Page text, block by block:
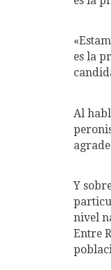
es la
Al
Y
nivel
Entre